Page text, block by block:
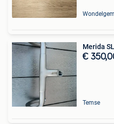
Wondelgem
Merida
€
Temse